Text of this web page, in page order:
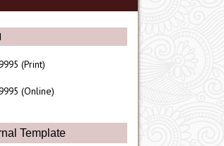
(Print)
(Online)
Template